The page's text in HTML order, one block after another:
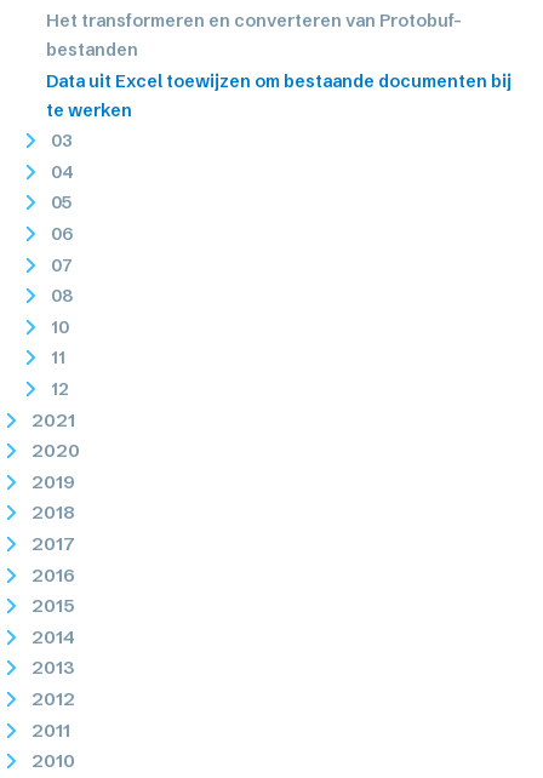
Het transformeren en converteren van Protobuf-
bestanden
Data uit Excel toewijzen om bestaande documenten bij
te werken
03
04
05
06
07
08
10
11
12
2021
2020
2019
2018
2017
2016
2015
2014
2013
2012
2011
2010